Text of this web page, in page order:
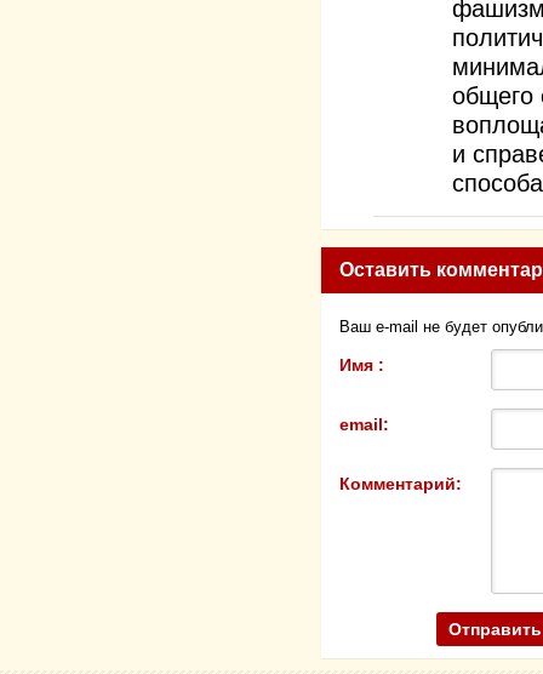
общего
и
Оставить
Ваш e-mail не будет
Имя :
email:
Комментарий: